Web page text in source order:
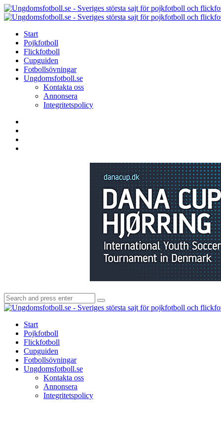
Menu
Search
Menu
Start
Pojkfotboll
Flickfotboll
Cupguiden
Fotbollsövningar
Ungdomsfotboll.se
Kontakta oss
Annonsera
Integritetspolicy
Search
for:
Search
Start
Pojkfotboll
Flickfotboll
Cupguiden
Fotbollsövningar
Ungdomsfotboll.se
Kontakta oss
Annonsera
Integritetspolicy